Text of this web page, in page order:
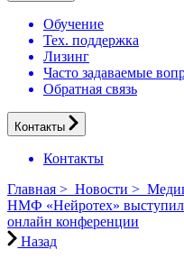
Обучение
Тех. поддержка
Лизинг
Часто задаваемые
Обратная связь
Контакты
Контакты
Главная > Новости >
НМФ «Нейротех»
онлайн конференции
Назад